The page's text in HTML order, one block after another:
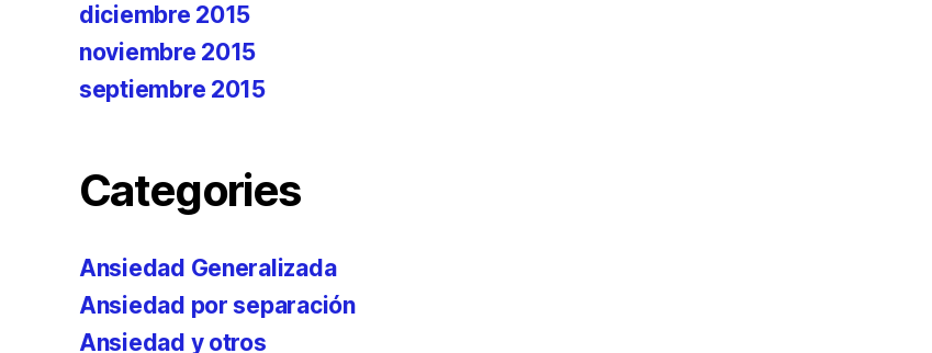
diciembre 2015
noviembre 2015
septiembre 2015
Categories
Ansiedad Generalizada
Ansiedad por separación
Ansiedad y otros